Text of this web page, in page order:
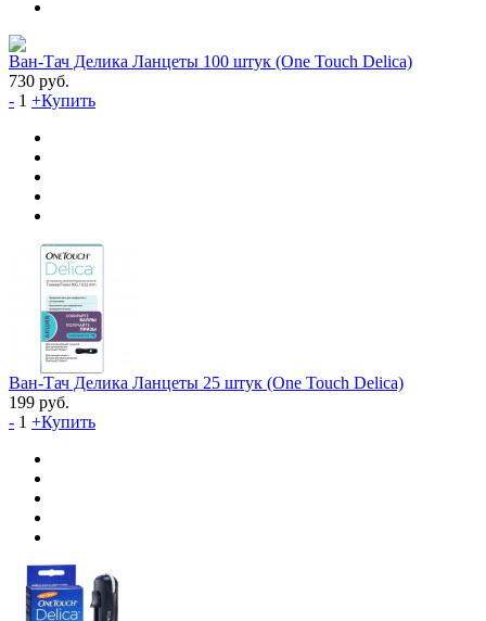
Ван-Тач Делика Ланцеты 100 штук (One Touch Delica)
730 руб.
- 1 +Купить
Ван-Тач Делика Ланцеты 25 штук (One Touch Delica)
199 руб.
- 1 +Купить